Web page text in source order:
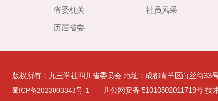
省委机关
历届省委
社员风采
版权所有：九三学社四川省委员会 地址：成都青羊区白丝街33
蜀ICP备2023003343号-1 川公网安备 51010502011719号 技